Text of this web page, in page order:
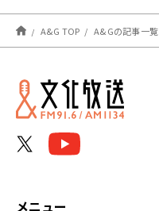
A&G TOP A&Gの記事一覧
メニュー